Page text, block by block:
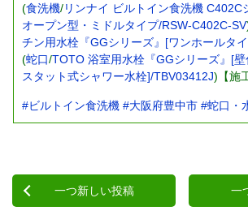
(食洗機/リンナイ ビルトイン食洗機 C402C
オープン型・ミドルタイプ/RSW-C402C-SV
チン用水栓『GGシリーズ』[ワンホールタ
(蛇口/TOTO 浴室用水栓『GGシリーズ』[
スタット式シャワー水栓]/TBV03412J)【施
#ビルトイン食洗機 #大阪府豊中市 #蛇口・
一つ新しい投稿 一